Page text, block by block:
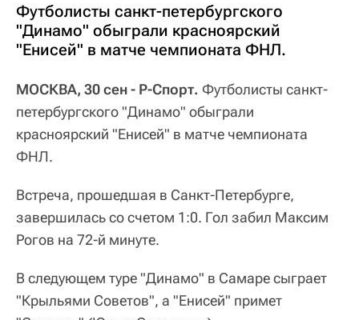
Футболисты санкт-петербургского
"Динамо" обыграли красноярский
"Енисей" в матче чемпионата ФНЛ.
МОСКВА, 30 сен - Р-Спорт. Футболисты санкт-
петербургского "Динамо" обыграли
красноярский "Енисей" в матче чемпионата
ФНЛ.
Встреча, прошедшая в Санкт-Петербурге,
завершилась со счетом 1:0. Гол забил Максим
Рогов на 72-й минуте.
В следующем туре "Динамо" в Самаре сыграет
"Крыльями Советов", а "Енисей" примет